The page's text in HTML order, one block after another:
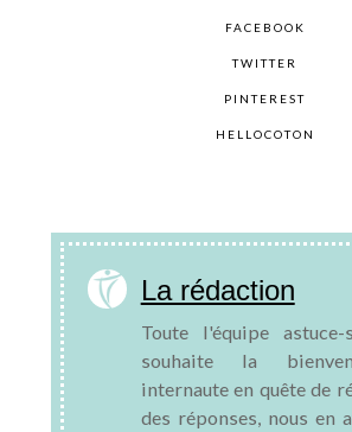
FACEBOOK
TWITTER
PINTEREST
HELLOCOTON
La rédaction
Toute l'équipe astuce-
souhaite la
internaute en quête de
des réponses, nous en